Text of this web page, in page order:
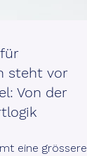
steht vor
Von der
eine grössere